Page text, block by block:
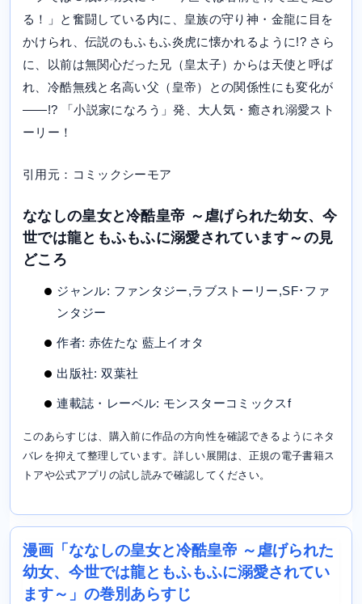
る！」と奮闘している内に、皇族の守り神・金龍に目を
かけられ、伝説のもふもふ炎虎に懐かれるように!? さら
に、以前は無関心だった兄（皇太子）からは天使と呼ば
れ、冷酷無残と名高い父（皇帝）との関係性にも変化が
――!? 「小説家になろう」発、大人気・癒され溺愛スト
ーリー！
引用元：コミックシーモア
ななしの皇女と冷酷皇帝 ～虐げられた幼女、今
世では龍ともふもふに溺愛されています～の見
どころ
ジャンル: ファンタジー,ラブストーリー,SF･ファ
ンタジー
作者: 赤佐たな 藍上イオタ
出版社: 双葉社
連載誌・レーベル: モンスターコミックスf
このあらすじは、購入前に作品の方向性を確認できるようにネタ
バレを抑えて整理しています。詳しい展開は、正規の電子書籍ス
トアや公式アプリの試し読みで確認してください。
漫画「ななしの皇女と冷酷皇帝 ～虐げられた
幼女、今世では龍ともふもふに溺愛されてい
ます～」の巻別あらすじ